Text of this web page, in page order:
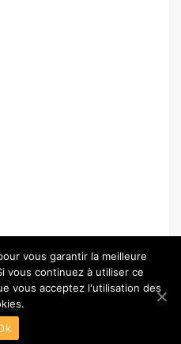
–
vous garantir la meilleure
vous continuez à utiliser ce
vous acceptez l'utilisation des